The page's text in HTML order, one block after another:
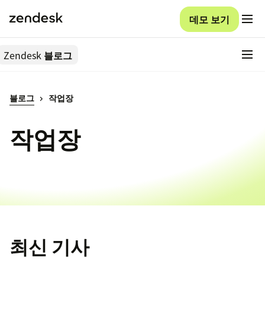
데모 보기
Zendesk 블로그
블로그 작업장
작업장
최신 기사